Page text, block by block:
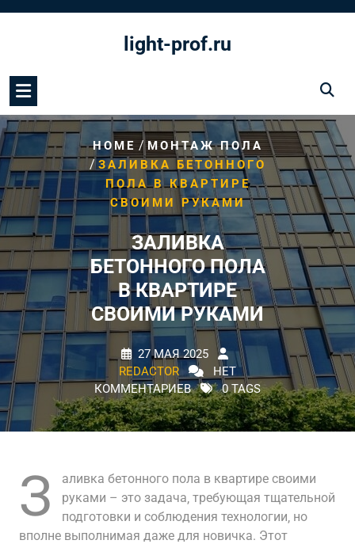
light-prof.ru
HOME/МОНТАЖ ПОЛА
/ ЗАЛИВКА БЕТОННОГО
ПОЛА В КВАРТИРЕ
СВОИМИ РУКАМИ
ЗАЛИВКА
БЕТОННОГО ПОЛА
В КВАРТИРЕ
СВОИМИ РУКАМИ
27 МАЯ 2025
REDACTOR
НЕТ
КОММЕНТАРИЕВ
0 TAGS
З
аливка бетонного пола в квартире своими
руками – это задача‚ требующая тщательной
подготовки и соблюдения технологии‚ но
вполне выполнимая даже для новичка. Этот